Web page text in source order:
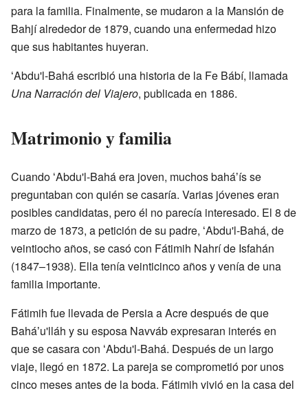
para la familia. Finalmente, se mudaron a la Mansión de
Bahjí alrededor de 1879, cuando una enfermedad hizo
que sus habitantes huyeran.
ʻAbdu'l-Bahá escribió una historia de la Fe Bábí, llamada
Una Narración del Viajero, publicada en 1886.
Matrimonio y familia
Cuando ʻAbdu'l-Bahá era joven, muchos baháʼís se
preguntaban con quién se casaría. Varias jóvenes eran
posibles candidatas, pero él no parecía interesado. El 8 de
marzo de 1873, a petición de su padre, ʻAbdu'l-Bahá, de
veintiocho años, se casó con Fátimih Nahrí de Isfahán
(1847–1938). Ella tenía veinticinco años y venía de una
familia importante.
Fátimih fue llevada de Persia a Acre después de que
Baháʼu'lláh y su esposa Navváb expresaran interés en
que se casara con ʻAbdu'l-Bahá. Después de un largo
viaje, llegó en 1872. La pareja se comprometió por unos
cinco meses antes de la boda. Fátimih vivió en la casa del